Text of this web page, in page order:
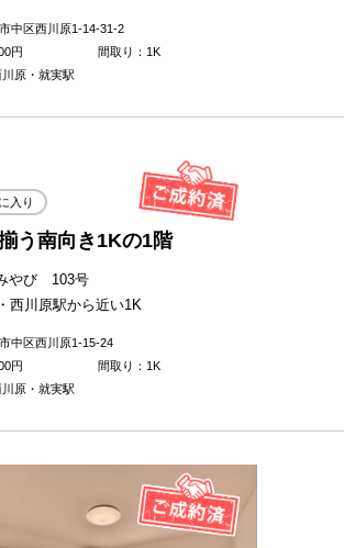
中区西川原1-14-31-2
円
間取り：1K
原・就実駅
入り
う南向き1Kの1階
やび 103号
西川原駅から近い1K
中区西川原1-15-24
円
間取り：1K
原・就実駅